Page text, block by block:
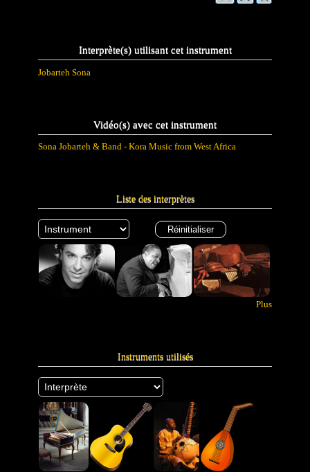
Interprète(s) utilisant cet instrument
Jobarteh Sona
Vidéo(s) avec cet instrument
Sona Jobarteh & Band - Kora Music from West Africa
Liste des interprètes
Plus
Instruments utilisés